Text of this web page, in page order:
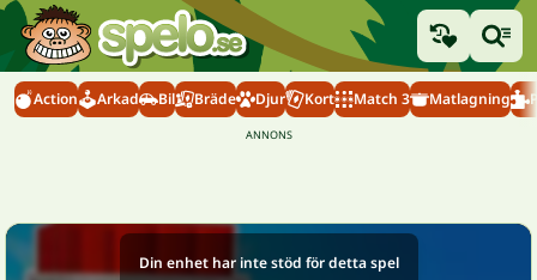
Action Arkad Bil Bräde Djur Kort Match 3 Matlagning
Din enhet har inte stöd för detta spel